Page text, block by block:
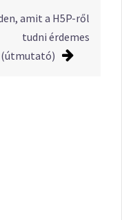
amit a H5P-ről
tudni érdemes
(útmutató)